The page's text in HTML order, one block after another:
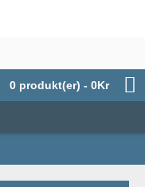
0 produkt(er) - 0Kr